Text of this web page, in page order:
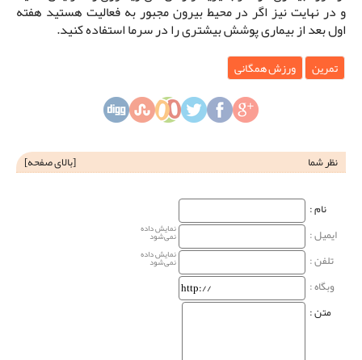
و در نهایت نیز اگر در محیط بیرون مجبور به فعالیت هستید هفته
اول بعد از بیماری پوشش بیشتری را در سرما استفاده کنید.
تمرین ورزش همگانی
نظر شما [بالای صفحه]
نام‌ :
ایمیل :
نمایش داده
نمی‌شود
تلفن : نمایش داده
نمی‌شود
وبگاه‌ :
متن :